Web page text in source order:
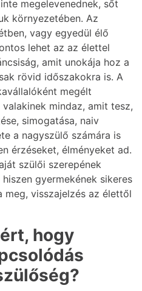
megelevenednek, sőt
környezetében. Az
vagy egyedül élő
lehet az az élettel
amit unokája hoz a
rövid időszakokra is. A
megélt
mindaz, amit tesz,
simogatása, naiv
a nagyszülő számára is
érzéseket, élményeket ad.
szülői szerepének
gyermekének sikeres
visszajelzés az élettől
hogy